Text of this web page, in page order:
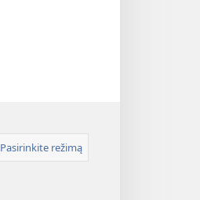
Pasirinkite režimą